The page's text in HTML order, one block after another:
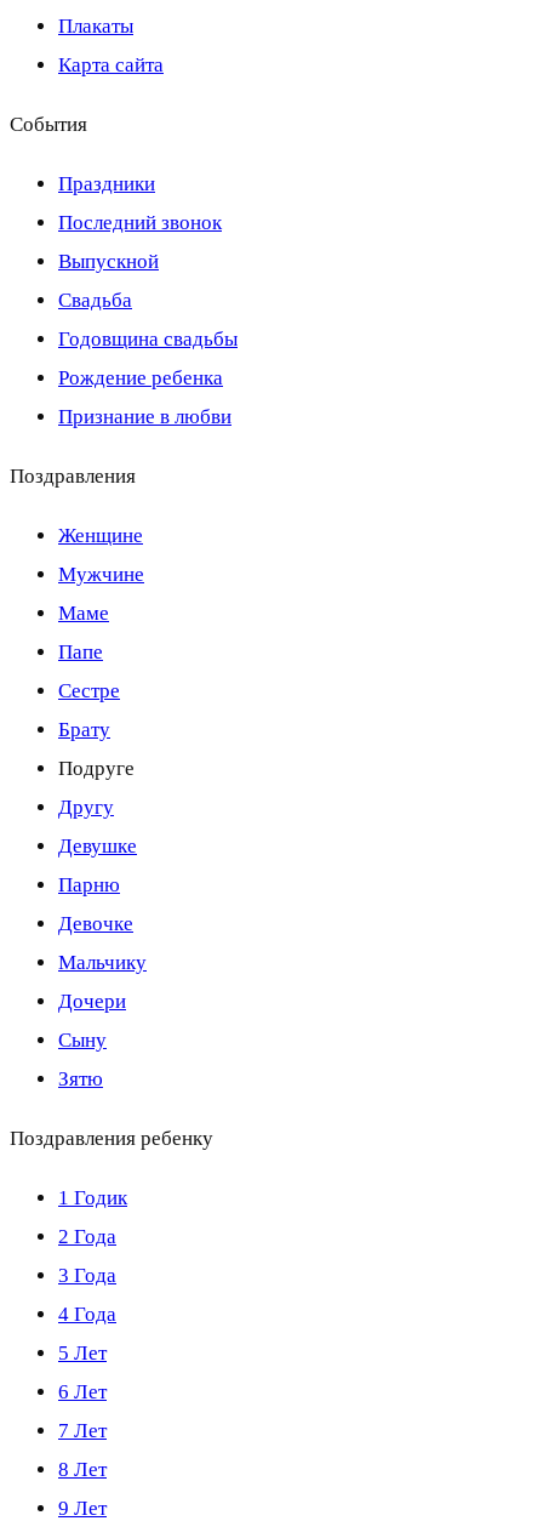
Плакаты
Карта сайта
События
Праздники
Последний звонок
Выпускной
Свадьба
Годовщина свадьбы
Рождение ребенка
Признание в любви
Поздравления
Женщине
Мужчине
Маме
Папе
Сестре
Брату
Подруге
Другу
Девушке
Парню
Девочке
Мальчику
Дочери
Сыну
Зятю
Поздравления ребенку
1 Годик
2 Года
3 Года
4 Года
5 Лет
6 Лет
7 Лет
8 Лет
9 Лет